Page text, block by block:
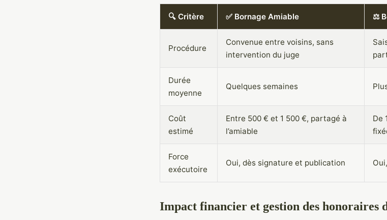
🔍 Critère ✅ Bornage Amiable ⚖️
Procédure
Convenue entre voisins, sans
intervention du juge
Durée
moyenne
Quelques semaines
Coût
estimé
Entre 500 € et 1 500 €, partagé à
l’amiable
De
Force
exécutoire
Oui, dès signature et publication
Impact financier et gestion des honoraires